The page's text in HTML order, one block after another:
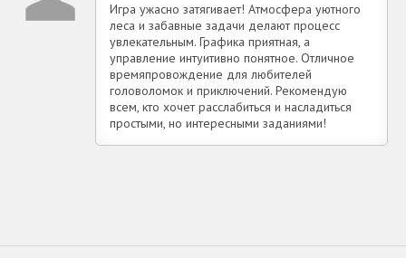
Игра ужасно затягивает! Атмосфера уютного
леса и забавные задачи делают процесс
увлекательным. Графика приятная, а
управление интуитивно понятное. Отличное
времяпровождение для любителей
головоломок и приключений. Рекомендую
всем, кто хочет расслабиться и насладиться
простыми, но интересными заданиями!